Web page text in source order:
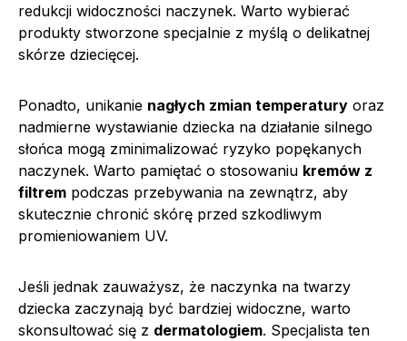
redukcji widoczności naczynek. Warto wybierać
produkty stworzone specjalnie z myślą o delikatnej
skórze dziecięcej.
Ponadto, unikanie nagłych zmian temperatury oraz
nadmierne wystawianie dziecka na działanie silnego
słońca mogą zminimalizować ryzyko popękanych
naczynek. Warto pamiętać o stosowaniu kremów z
filtrem podczas przebywania na zewnątrz, aby
skutecznie chronić skórę przed szkodliwym
promieniowaniem UV.
Jeśli jednak zauważysz, że naczynka na twarzy
dziecka zaczynają być bardziej widoczne, warto
skonsultować się z dermatologiem. Specjalista ten